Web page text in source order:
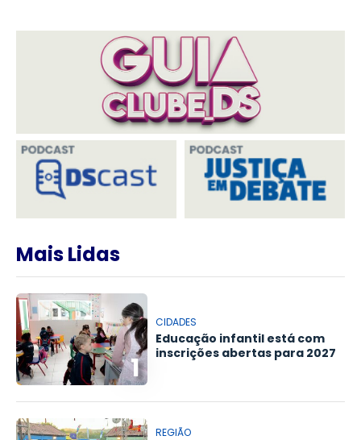
Mais Lidas
1
CIDADES
Educação infantil está com
inscrições abertas para 2027
REGIÃO